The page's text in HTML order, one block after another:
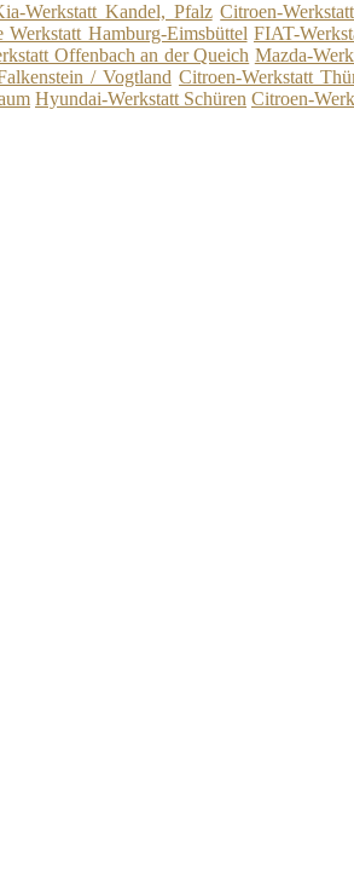
Werkstatt Kandel, Pfalz Citroen-
Werkstatt Hamburg-Eimsbüttel FIAT-
Offenbach an der Queich Mazda-
/ Vogtland Citroen-Werkstatt
Hyundai-Werkstatt Schüren Citroen-